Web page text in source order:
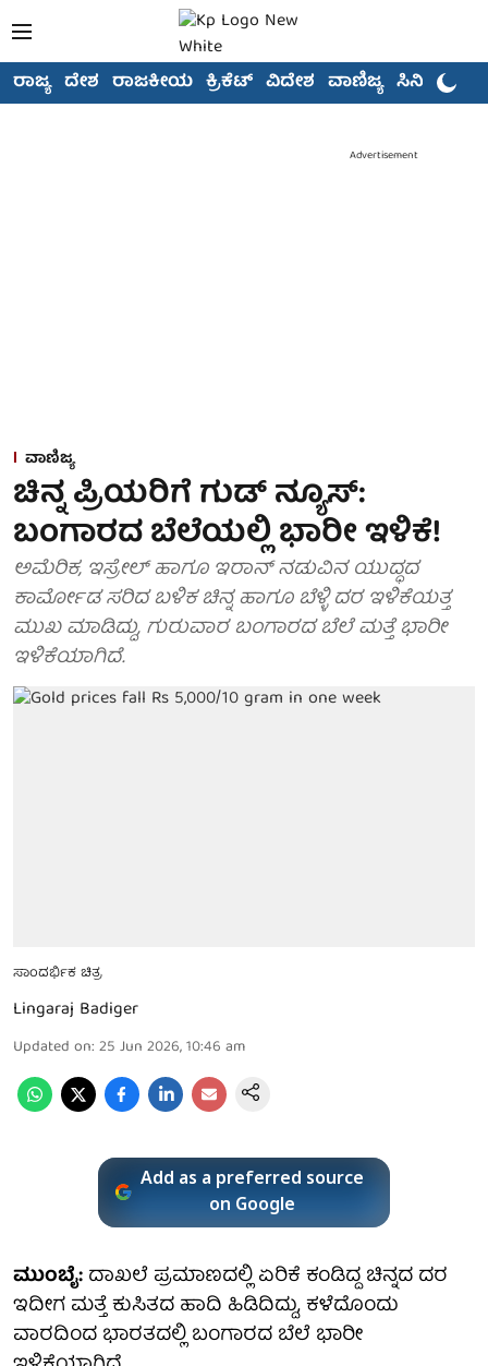
ರಾಜ್ಯ ದೇಶ ರಾಜಕೀಯ ಕ್ರಿಕೆಟ್ ವಿದೇಶ ವಾಣಿಜ್ಯ ಸಿನಿಮಾ
Advertisement
ವಾಣಿಜ್ಯ
ಚಿನ್ನ ಪ್ರಿಯರಿಗೆ ಗುಡ್ ನ್ಯೂಸ್:
ಬಂಗಾರದ ಬೆಲೆಯಲ್ಲಿ ಭಾರೀ ಇಳಿಕೆ!
ಅಮೆರಿಕ, ಇಸ್ರೇಲ್ ಹಾಗೂ ಇರಾನ್ ನಡುವಿನ ಯುದ್ಧದ
ಕಾರ್ಮೋಡ ಸರಿದ ಬಳಿಕ ಚಿನ್ನ ಹಾಗೂ ಬೆಳ್ಳಿ ದರ ಇಳಿಕೆಯತ್ತ
ಮುಖ ಮಾಡಿದ್ದು, ಗುರುವಾರ ಬಂಗಾರದ ಬೆಲೆ ಮತ್ತೆ ಭಾರೀ
ಇಳಿಕೆಯಾಗಿದೆ.
ಸಾಂದರ್ಭಿಕ ಚಿತ್ರ
Lingaraj Badiger
Updated on: 25 Jun 2026, 10:46 am
Add as a preferred source
on Google
ಮುಂಬೈ:ದಾಖಲೆ ಪ್ರಮಾಣದಲ್ಲಿ ಏರಿಕೆ ಕಂಡಿದ್ದ ಚಿನ್ನದ ದರ
ಇದೀಗ ಮತ್ತೆ ಕುಸಿತದ ಹಾದಿ ಹಿಡಿದಿದ್ದು, ಕಳೆದೊಂದು
ವಾರದಿಂದ ಭಾರತದಲ್ಲಿ ಬಂಗಾರದ ಬೆಲೆ ಭಾರೀ